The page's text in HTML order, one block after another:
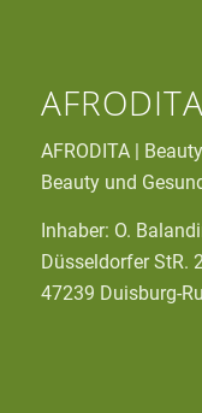
AFRODITA
AFRODITA |
Beauty und
Inhaber: O.
Düsseldorfer StR.
47239 Duisburg-